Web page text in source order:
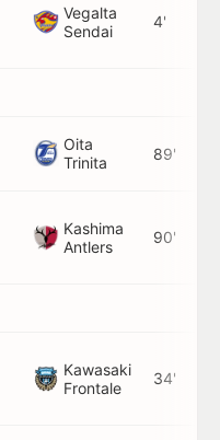
Vegalta
Sendai
4'
Oita
Trinita
89'
Kashima
Antlers
90'
Kawasaki
Frontale
34'